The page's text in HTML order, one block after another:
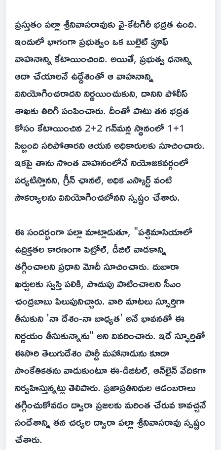
ప్రస్తుతం పల్లా శ్రీనివాసరావుకు వై-కేటగిరీ భద్రత ఉంది.
ఇందులో భాగంగా ప్రభుత్వం ఒక బుల్లెట్ ప్రూఫ్
వాహనాన్ని కేటాయించింది. అయితే, ప్రభుత్వ ధనాన్ని
ఆదా చేయాలనే ఉద్దేశంతో ఆ వాహనాన్ని
వినియోగించరాదని నిర్ణయించుకుని, దానిని పోలీస్
శాఖకు తిరిగి పంపించారు. దీంతో పాటు తన భద్రత
కోసం కేటాయించిన 2+2 గన్‌మన్ల స్థానంలో 1+1
సిబ్బంది సరిపోతారని ఆయన అధికారులకు సూచించారు.
ఇకపై తాను సొంత వాహనంలోనే నియోజకవర్గంలో
పర్యటిస్తానని, గ్రీన్ ఛానల్, అధిక ఎస్కార్ట్ వంటి
సౌకర్యాలను వినియోగించబోనని స్పష్టం చేశారు.
ఈ సందర్భంగా పల్లా మాట్లాడుతూ, "పశ్చిమాసియాలో
ఉద్రిక్తతల కారణంగా పెట్రోల్, డీజిల్ వాడకాన్ని
తగ్గించాలని ప్రధాని మోదీ సూచించారు. దుబారా
ఖర్చులకు స్వస్తి పలికి, పొదుపు పాటించాలని సీఎం
చంద్రబాబు పిలుపునిచ్చారు. వారి మాటలు స్ఫూర్తిగా
తీసుకుని 'నా దేశం-నా బాధ్యత' అనే భావనతో ఈ
నిర్ణయం తీసుకున్నాను" అని వివరించారు. ఇదే స్ఫూర్తితో
ఈసారి తెలుగుదేశం పార్టీ మహానాడును కూడా
సాంకేతికతను వాడుకుంటూ ఈ-డిజిటల్, ఆన్‌లైన్ వేదికగా
నిర్వహిస్తున్నట్లు తెలిపారు. ప్రజాప్రతినిధుల ఆడంబరాలు
తగ్గించుకోవడం ద్వారా ప్రజలకు మరింత చేరువ కావచ్చనే
సందేశాన్ని తన చర్యల ద్వారా పల్లా శ్రీనివాసరావు స్పష్టం
చేశారు.